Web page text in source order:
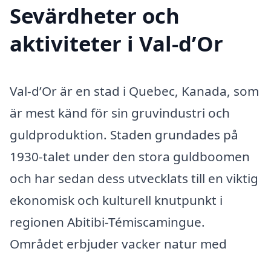
Sevärdheter och
aktiviteter i Val-d’Or
Val-d’Or är en stad i Quebec, Kanada, som
är mest känd för sin gruvindustri och
guldproduktion. Staden grundades på
1930-talet under den stora guldboomen
och har sedan dess utvecklats till en viktig
ekonomisk och kulturell knutpunkt i
regionen Abitibi-Témiscamingue.
Området erbjuder vacker natur med